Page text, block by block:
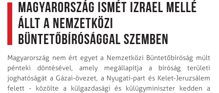
Magyarország ismét Izrael mellé
állt a Nemzetközi
Büntetőbírósággal szemben
Magyarország nem ért egyet a Nemzetközi Büntetőbíróság múlt
pénteki döntésével, amely megállapítja a bíróság területi
joghatóságát a Gázai-övezet, a Nyugati-part és Kelet-Jeruzsálem
felett - közölte a külgazdasági és külügyminiszter kedden a